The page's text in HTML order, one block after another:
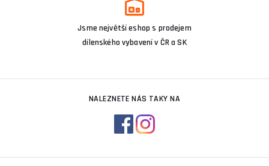
Jsme největší eshop s prodejem
dílenského vybavení v ČR a SK
NALEZNETE NÁS TAKY NA